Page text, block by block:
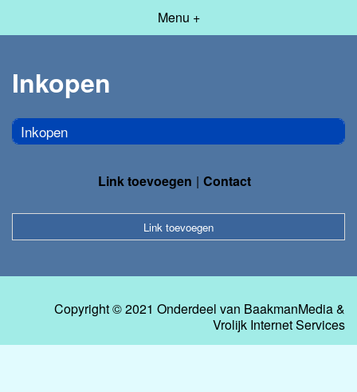
Menu +
Inkopen
Inkopen
Link toevoegen Contact
Link toevoegen
Copyright © 2021 Onderdeel van BaakmanMedia&
Vrolijk Internet Services